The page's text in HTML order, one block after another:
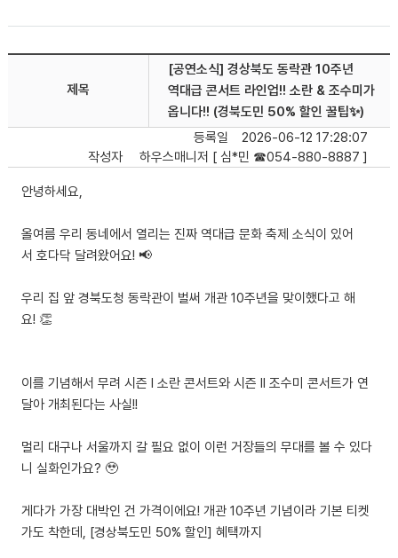
제목
[공연소식] 경상북도 동락관 10주년
역대급 콘서트 라인업!! 소란 & 조수미가
옵니다!! (경북도민 50% 할인 꿀팁✨)
등록일
2026-06-12 17:28:07
작성자
하우스매니저 [ 심*민 ☎054-880-8887 ]
안녕하세요,
올여름 우리 동네에서 열리는 진짜 역대급 문화 축제 소식이 있어
서 호다닥 달려왔어요! 📢
우리 집 앞 경북도청 동락관이 벌써 개관 10주년을 맞이했다고 해
요! 👏
이를 기념해서 무려 시즌 I 소란 콘서트와 시즌 II 조수미 콘서트가 연
달아 개최된다는 사실!!
멀리 대구나 서울까지 갈 필요 없이 이런 거장들의 무대를 볼 수 있다
니 실화인가요? 🥹
게다가 가장 대박인 건 가격이에요! 개관 10주년 기념이라 기본 티켓
가도 착한데, [경상북도민 50% 할인] 혜택까지